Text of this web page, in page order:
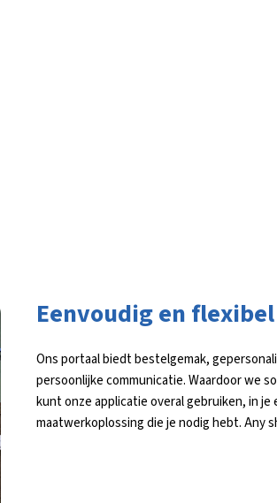
Eenvoudig en flexibel
Ons portaal biedt bestelgemak,
persoonlijke communicatie. Waardoor we
kunt onze applicatie overal gebruiken, in
maatwerkoplossing die je nodig hebt. Any